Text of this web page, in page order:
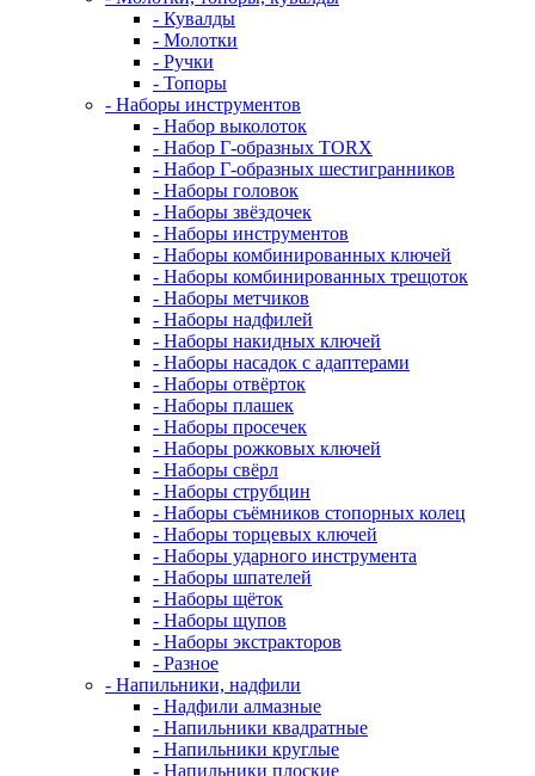
- Кувалды
- Молотки
- Ручки
- Топоры
- Наборы инструментов
- Набор выколоток
- Набор Г-образных TORX
- Набор Г-образных шестигранников
- Наборы головок
- Наборы звёздочек
- Наборы инструментов
- Наборы комбинированных ключей
- Наборы комбинированных трещоток
- Наборы метчиков
- Наборы надфилей
- Наборы накидных ключей
- Наборы насадок с адаптерами
- Наборы отвёрток
- Наборы плашек
- Наборы просечек
- Наборы рожковых ключей
- Наборы свёрл
- Наборы струбцин
- Наборы съёмников стопорных колец
- Наборы торцевых ключей
- Наборы ударного инструмента
- Наборы шпателей
- Наборы щёток
- Наборы щупов
- Наборы экстракторов
- Разное
- Напильники, надфили
- Надфили алмазные
- Напильники квадратные
- Напильники круглые
- Напильники плоские